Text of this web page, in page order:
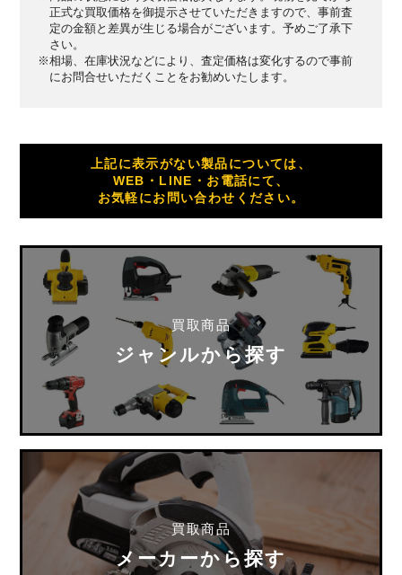
正式な買取価格を御提示させていただきますので、事前査
定の金額と差異が生じる場合がございます。予めご了承下
さい。
※相場、在庫状況などにより、査定価格は変化するので事前
にお問合せいただくことをお勧めいたします。
上記に表示がない製品については、
WEB・LINE・お電話にて、
お気軽にお問い合わせください。
買取商品
ジャンルから探す
買取商品
メーカーから探す